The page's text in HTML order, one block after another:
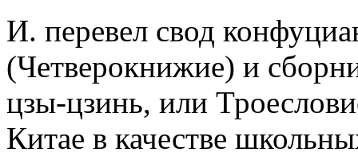
И. перевел свод
(Четверокнижие) и
цзы-цзинь, или
Китае в качестве